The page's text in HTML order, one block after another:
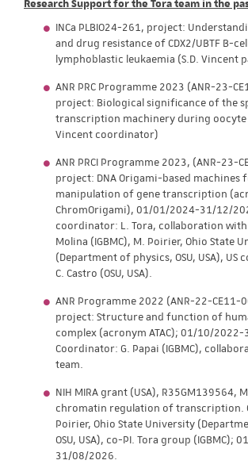
Research Support for the Tora team in the
INCa PLBIO24-261, project:
and drug resistance of CDX2/UBTF B-
lymphoblastic leukaemia (S.D. Vincent
ANR PRC Programme 2023 (ANR-23-
project: Biological significance of the
transcription machinery during oocyte
Vincent coordinator)
ANR PRCI Programme 2023, (ANR-23-
project: DNA Origami-based machines
manipulation of gene transcription
ChromOrigami), 01/01/2024-31/12/
coordinator: L. Tora, collaboration
Molina (IGBMC), M. Poirier, Ohio State
(Department of physics, OSU, USA), US
C. Castro (OSU, USA).
ANR Programme 2022 (ANR-22-CE11-
project: Structure and function of
complex (acronym ATAC); 01/10/
Coordinator: G. Papai (IGBMC),
team.
NIH MIRA grant (USA), R35GM139564,
chromatin regulation of transcription.
Poirier, Ohio State University
OSU, USA), co-PI. Tora group (IGBMC);
31/08/2026.